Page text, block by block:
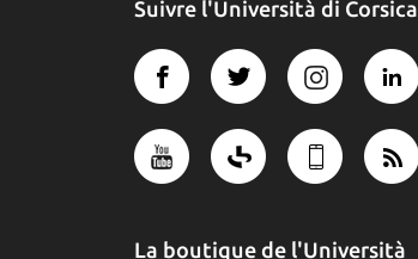
Suivre l'Università di Corsica
La boutique de l'Università